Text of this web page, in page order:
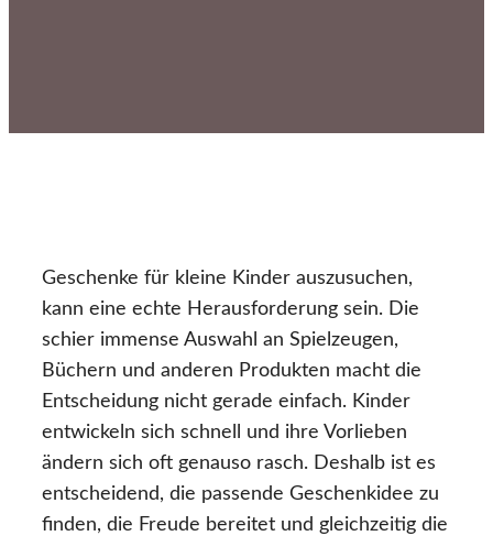
Geschenke für kleine Kinder auszusuchen,
kann eine echte Herausforderung sein. Die
schier immense Auswahl an Spielzeugen,
Büchern und anderen Produkten macht die
Entscheidung nicht gerade einfach. Kinder
entwickeln sich schnell und ihre Vorlieben
ändern sich oft genauso rasch. Deshalb ist es
entscheidend, die passende Geschenkidee zu
finden, die Freude bereitet und gleichzeitig die